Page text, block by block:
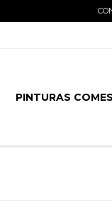
PINTURAS